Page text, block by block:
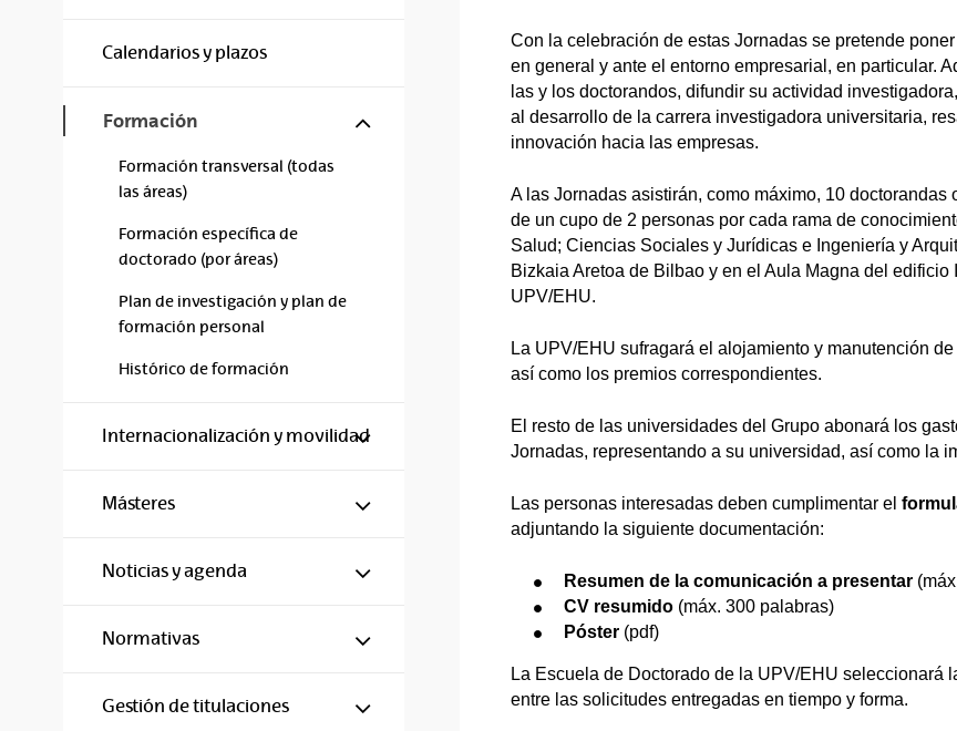
Calendarios y plazos
Formación Mostrar/ocultar subpáginas
Formación transversal (todas
las áreas)
Formación específica de
doctorado (por áreas)
Plan de investigación y plan de
formación personal
Histórico de formación
Internacionalización y movilidadMostrar/ocultar subpáginas
Másteres Mostrar/ocultar subpáginas
Noticias y agenda Mostrar/ocultar subpáginas
Normativas Mostrar/ocultar subpáginas
Gestión de titulaciones Mostrar/ocultar subpáginas
Con la celebración de estas Jornadas se pretende
en general y ante el entorno empresarial, en particular.
las y los doctorandos, difundir su actividad
al desarrollo de la carrera investigadora universitaria,
innovación hacia las empresas.
A las Jornadas asistirán, como máximo, 10
de un cupo de 2 personas por cada rama de
Salud; Ciencias Sociales y Jurídicas e Ingeniería y
Bizkaia Aretoa de Bilbao y en el Aula Magna del
UPV/EHU.
La UPV/EHU sufragará el alojamiento y manutención
así como los premios correspondientes.
El resto de las universidades del Grupo abonará los
Jornadas, representando a su universidad, así como la
Las personas interesadas deben cumplimentar el
adjuntando la siguiente documentación:
Resumen de la comunicación a presentar
CV resumido(máx. 300 palabras)
Póster(pdf)
La Escuela de Doctorado de la UPV/EHU seleccionará
entre las solicitudes entregadas en tiempo y forma.